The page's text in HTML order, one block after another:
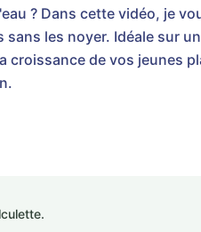
? Dans cette vidéo, je
les noyer. Idéale sur
croissance de vos jeunes